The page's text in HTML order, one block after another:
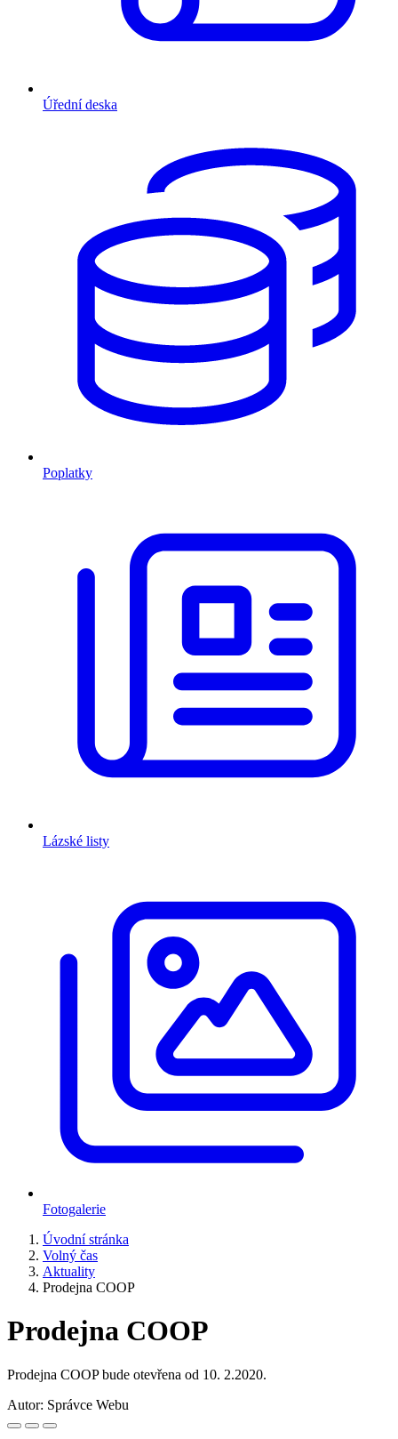
Úřední deska
Poplatky
Lázské listy
Fotogalerie
Úvodní stránka
Volný čas
Aktuality
Prodejna COOP
Prodejna COOP
Prodejna COOP bude otevřena od 10. 2.2020.
Autor: Správce Webu